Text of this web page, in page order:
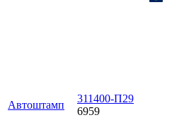
Автоштамп
311400-П29
6959